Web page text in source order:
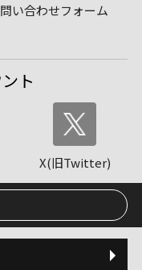
い合わせフォーム
ト
X(旧Twitter)